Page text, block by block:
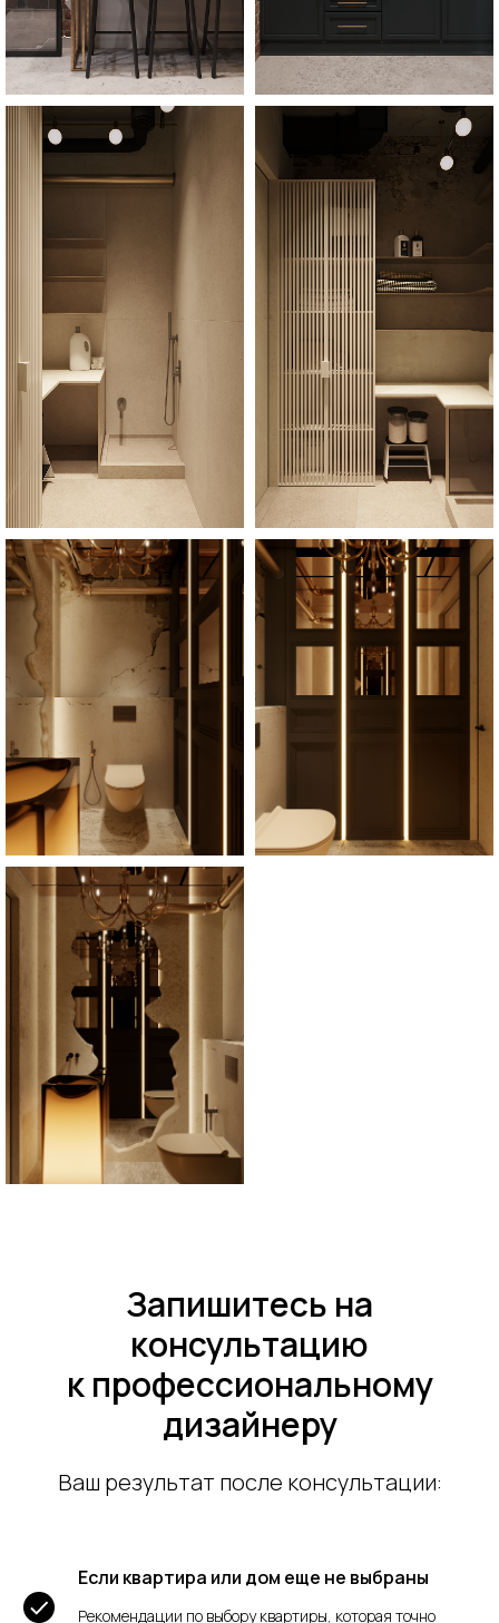
Запишитесь на
консультацию
к профессиональному
дизайнеру
Ваш результат после консультации:
Если квартира или дом еще не выбраны
Рекомендации по выбору квартиры, которая точно